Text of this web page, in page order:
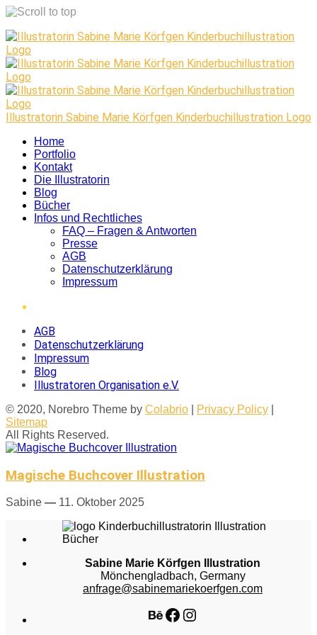
Skip
to
content
Illustratorin Sabine Marie Körfgen Kinderbuchillustration Logo
Home
Portfolio
Kontakt
Die Illustratorin
Blog
Bücher
Infos und Rechtliches
FAQ – Fragen & Antworten
Presse
AGB
Datenschutzerklärung
Impressum
AGB
Datenschutzerklärung
Impressum
Blog
Illustratoren Organisation e.V.
© 2020, Norebro Theme by Colabrio Privacy Policy
Sitemap
All Rights Reserved.
Magische Buchcover Illustration
Sabine — 11. Oktober 2025
Sabine Marie Körfgen Illustration
Mönchengladbach, Germany
anfrage@sabinemariekoerfgen.com
Behance
Facebook
Instagram